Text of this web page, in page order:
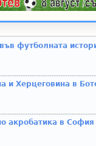
футболната
и Херцеговина в
акробатика в